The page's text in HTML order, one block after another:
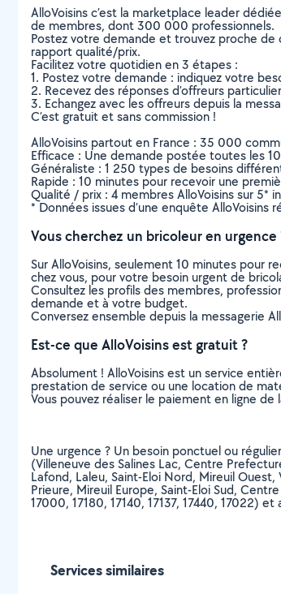
AlloVoisins c’est la marketplace leader
de membres, dont 300 000 professionnels.
Postez votre demande et trouvez proche de
rapport qualité/prix.
Facilitez votre quotidien en 3 étapes :
1. Postez votre demande : indiquez votre
2. Recevez des réponses d’offreurs
3. Echangez avec les offreurs depuis la
C’est gratuit et sans commission !
AlloVoisins partout en France : 35 000
Efficace : Une demande postée toutes les
Généraliste : 1 250 types de besoins
Rapide : 10 minutes pour recevoir une
Qualité / prix : 4 membres AlloVoisins sur 5*
* Données issues d’une enquête
Vous cherchez un bricoleur en urgence
Sur AlloVoisins, seulement 10 minutes pour
chez vous, pour votre besoin urgent de
Consultez les profils des membres,
demande et à votre budget.
Conversez ensemble depuis la messagerie
Est-ce que AlloVoisins est gratuit ?
Absolument ! AlloVoisins est un service
prestation de service ou une location de
Vous pouvez réaliser le paiement en ligne
Une urgence ? Un besoin ponctuel ou
(Villeneuve des Salines Lac, Centre
Lafond, Laleu, Saint-Eloi Nord, Mireuil
Prieure, Mireuil Europe, Saint-Eloi Sud,
17000, 17180, 17140, 17137, 17440, 17022) et
Services similaires